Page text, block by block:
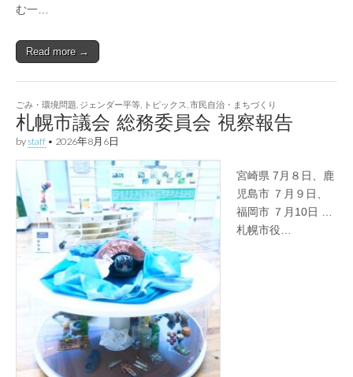
む一…
Read more →
ごみ・環境問題 ジェンダー平等 トピックス 市民自治・まちづくり
札幌市議会 総務委員会 視察報告
bystaff • 2026年8月6日
宮崎県 7月８日、鹿
児島市 ７月９日、
福岡市 ７月10日 …
札幌市役…